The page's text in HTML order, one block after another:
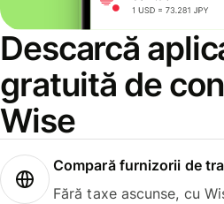
Descarcă
gratuită de
Wise
Compară furnizorii de
Fără taxe ascunse, cu